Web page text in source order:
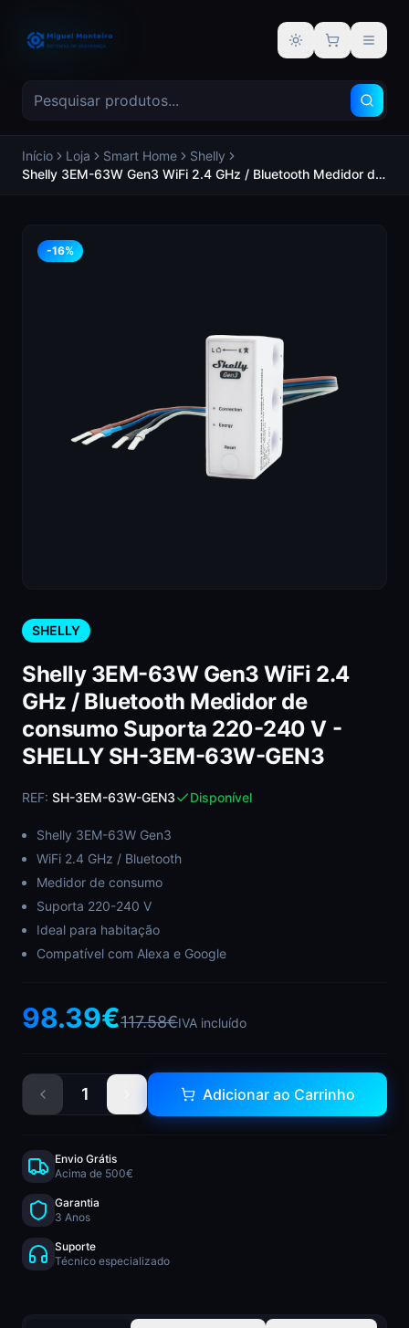
Alternar tema
Início Loja Smart Home
Shelly
Shelly 3EM-63W Gen3 WiFi 2.4 GHz / Bluetooth Medidor de
-16%
SHELLY
Shelly 3EM-63W Gen3 WiFi 2.4
GHz / Bluetooth Medidor de
consumo Suporta 220-240 V -
SHELLY SH-3EM-63W-GEN3
REF: SH-3EM-63W-GEN3 Disponível
Shelly 3EM-63W Gen3
WiFi 2.4 GHz / Bluetooth
Medidor de consumo
Suporta 220-240 V
Ideal para habitação
Compatível com Alexa e Google
98.39€117.58€IVA incluído
1 Adicionar ao Carrinho
Envio Grátis
Acima de 500€
Garantia
3 Anos
Suporte
Técnico especializado